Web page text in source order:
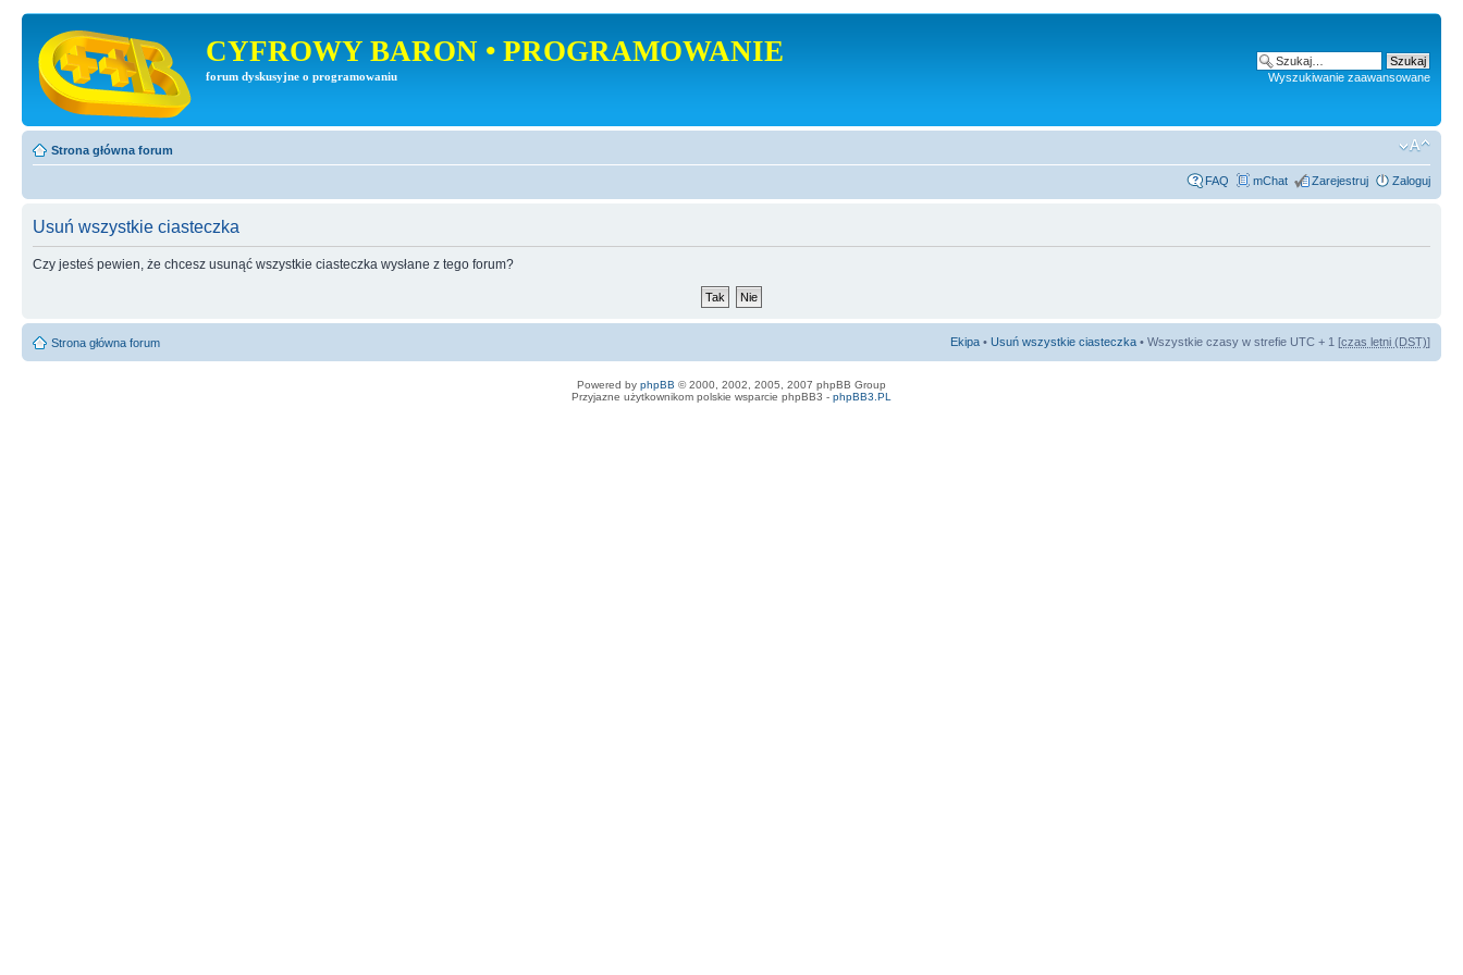
CYFROWY BARON • PROGRAMOWANIE
forum dyskusyjne o programowaniu Wyszukiwanie zaawansowane
Strona główna forum
FAQ mChat Zarejestruj Zaloguj
Usuń wszystkie ciasteczka
Czy jesteś pewien, że chcesz usunąć wszystkie ciasteczka wysłane z tego forum?
Strona główna forum Ekipa • Usuń wszystkie ciasteczka • Wszystkie czasy w strefie UTC + 1 [czas letni (DST)]
Powered by phpBB © 2000, 2002, 2005, 2007 phpBB Group
Przyjazne użytkownikom polskie wsparcie phpBB3 - phpBB3.PL